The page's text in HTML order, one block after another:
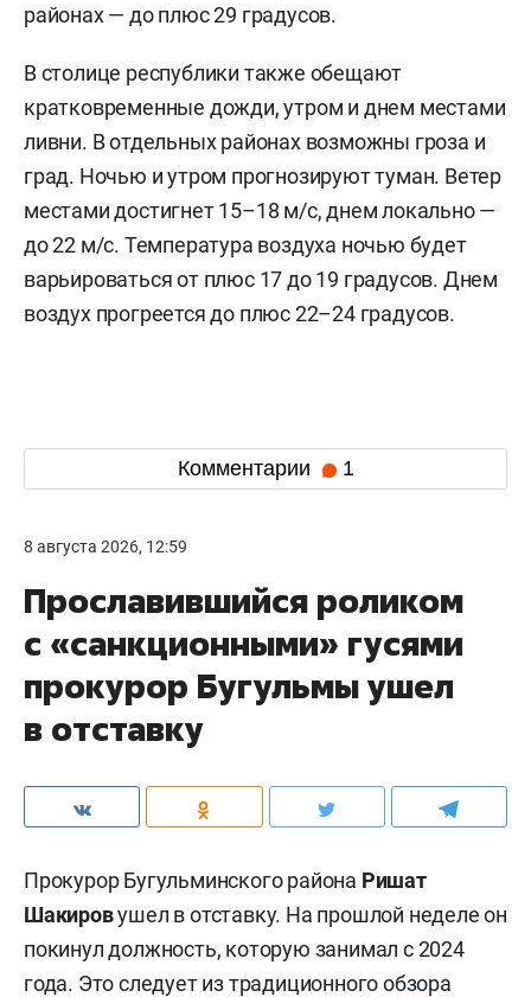
районах — до плюс 29 градусов.
В столице республики также обещают
кратковременные дожди, утром и днем местами
ливни. В отдельных районах возможны гроза и
град. Ночью и утром прогнозируют туман. Ветер
местами достигнет 15–18 м/с, днем локально —
до 22 м/с. Температура воздуха ночью будет
варьироваться от плюс 17 до 19 градусов. Днем
воздух прогреется до плюс 22–24 градусов.
Комментарии 1
8 августа 2026, 12:59
Прославившийся роликом
с «санкционными» гусями
прокурор Бугульмы ушел
в отставку
Прокурор Бугульминского района Ришат
Шакировушел в отставку. На прошлой неделе он
покинул должность, которую занимал с 2024
года. Это следует из традиционногообзора